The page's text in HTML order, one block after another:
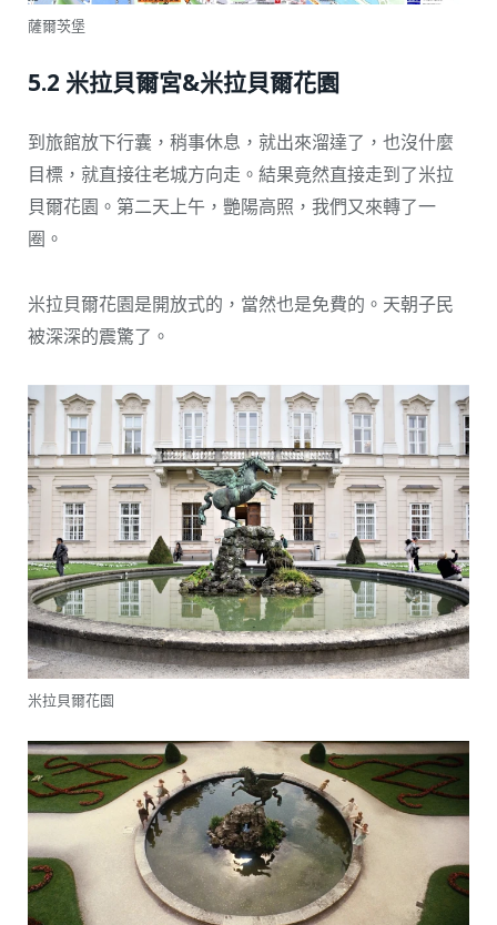
薩爾茨堡
5.2 米拉貝爾宮&米拉貝爾花園
到旅館放下行囊，稍事休息，就出來溜達了，也沒什麼
目標，就直接往老城方向走。結果竟然直接走到了米拉
貝爾花園。第二天上午，艷陽高照，我們又來轉了一
圈。
米拉貝爾花園是開放式的，當然也是免費的。天朝子民
被深深的震驚了。
米拉貝爾花園